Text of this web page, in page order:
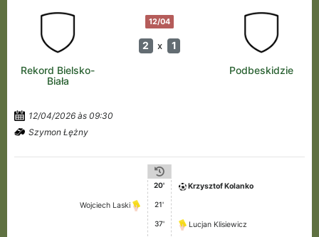
12/04
2 x 1
Rekord Bielsko-
Biała
Podbeskidzie
12/04/2026 às 09:30
Szymon Łężny
20' Krzysztof Kolanko
Wojciech Laski 21'
37' Lucjan Klisiewicz